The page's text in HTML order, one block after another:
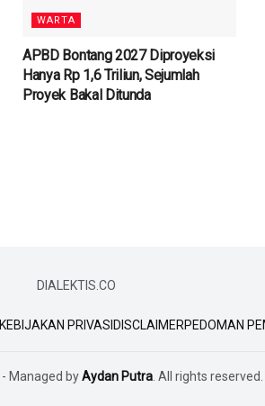
WARTA
APBD Bontang 2027 Diproyeksi
Hanya Rp 1,6 Triliun, Sejumlah
Proyek Bakal Ditunda
KEBIJAKAN PRIVASI DISCLAIMERPEDOMAN
- Managed byAydan Putra . All rights reserved.